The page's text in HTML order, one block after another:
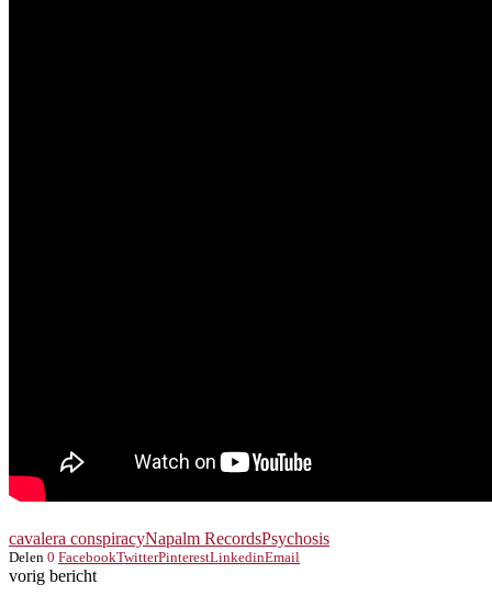
cavalera conspiracyNapalm RecordsPsychosis
Delen 0 FacebookTwitterPinterestLinkedinEmail
vorig bericht